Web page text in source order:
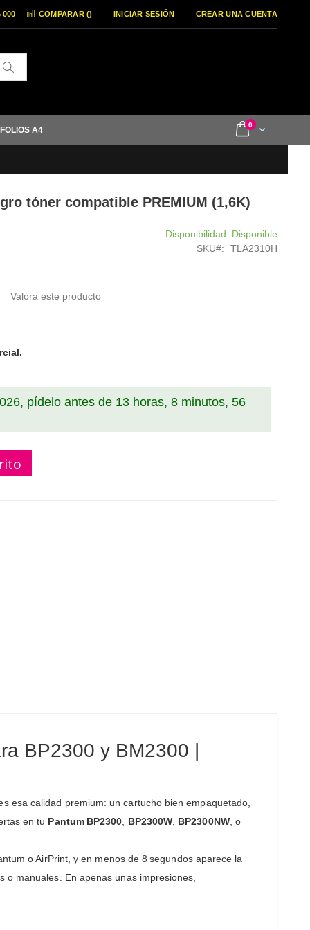
COMPARAR () INICIAR SESIÓN CREAR UNA CUENTA
000
Cart
0items
A4
tóner compatible PREMIUM (1,6K)
Disponibilidad: Disponible
SKU
TLA2310H
Valora este producto
pídelo antes de 13 horas, 8 minutos, 55
BP2300 y BM2300 |
esa calidad premium: un cartucho bien empaquetado,
en tu Pantum BP2300 BP2300W BP2300NW, o
o AirPrint, y en menos de 8 segundos aparece la
manuales. En apenas unas impresiones,